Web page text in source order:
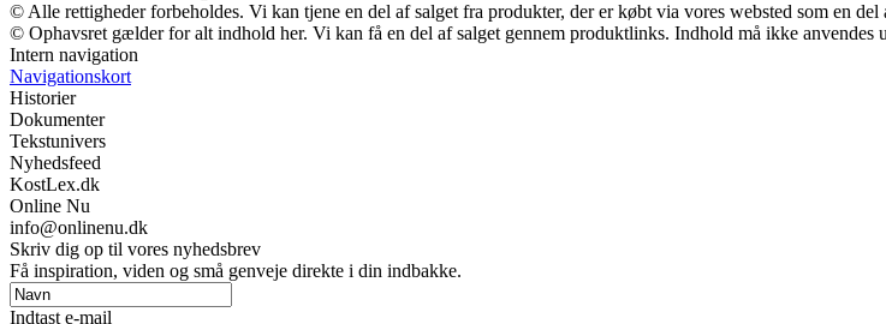
© Alle rettigheder forbeholdes. Vi kan tjene en del af salget fra produkter, der er købt via vores websted som en
© Ophavsret gælder for alt indhold her. Vi kan få en del af salget gennem produktlinks. Indhold må ikke anvendes
Intern navigation
Navigationskort
Historier
Dokumenter
Tekstunivers
Nyhedsfeed
KostLex.dk
Online Nu
info@onlinenu.dk
Skriv dig op til vores nyhedsbrev
Få inspiration, viden og små genveje direkte i din indbakke.
Indtast e-mail